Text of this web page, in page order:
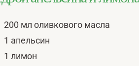
200 мл оливкового масла
1 апельсин
1 лимон